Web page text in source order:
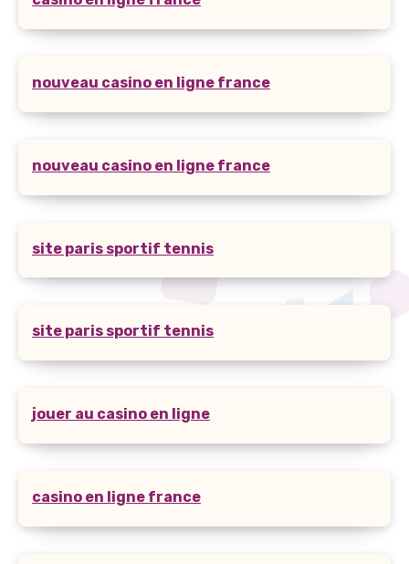
nouveau casino en ligne france
nouveau casino en ligne france
site paris sportif tennis
site paris sportif tennis
jouer au casino en ligne
casino en ligne france